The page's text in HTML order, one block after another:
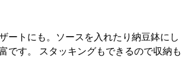
ートにも。ソースを入れたり納豆鉢にし
です。 スタッキングもできるので収納も